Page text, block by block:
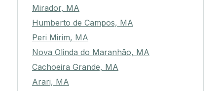
Mirador, MA
Humberto de Campos, MA
Peri Mirim, MA
Nova Olinda do Maranhão, MA
Cachoeira Grande, MA
Arari, MA